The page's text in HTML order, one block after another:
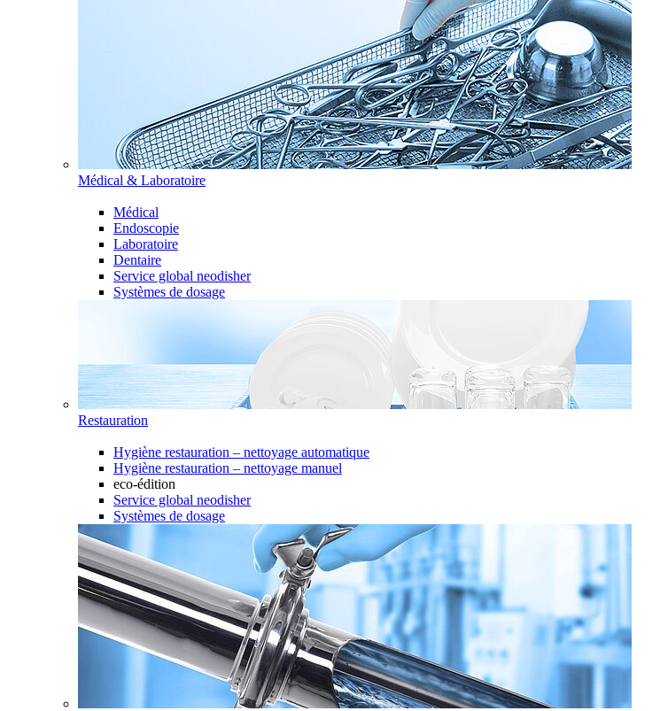
Médical & Laboratoire
Médical
Endoscopie
Laboratoire
Dentaire
Service global neodisher
Systèmes de dosage
Restauration
Hygiène restauration – nettoyage automatique
Hygiène restauration – nettoyage manuel
eco-édition
Service global neodisher
Systèmes de dosage